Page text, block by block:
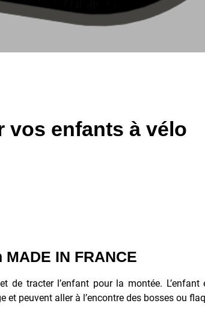
vos enfants à vélo
IN FRANCE
de tracter l’enfant pour la montée. L’enfant
et peuvent aller à l’encontre des bosses ou